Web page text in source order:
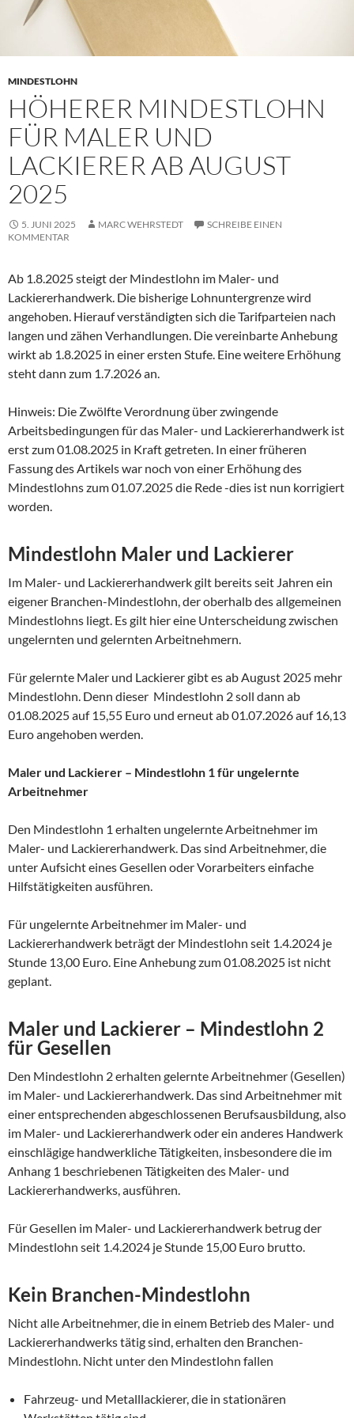
MINDESTLOHN
HÖHERER MINDESTLOHN
FÜR MALER UND
LACKIERER AB AUGUST
2025
5. JUNI 2025 MARC WEHRSTEDT
SCHREIBE EINEN
KOMMENTAR
Ab 1.8.2025 steigt der Mindestlohn im Maler- und
Lackiererhandwerk. Die bisherige Lohnuntergrenze wird
angehoben. Hierauf verständigten sich die Tarifparteien nach
langen und zähen Verhandlungen. Die vereinbarte Anhebung
wirkt ab 1.8.2025 in einer ersten Stufe. Eine weitere Erhöhung
steht dann zum 1.7.2026 an.
Hinweis: Die Zwölfte Verordnung über zwingende
Arbeitsbedingungen für das Maler- und Lackiererhandwerk ist
erst zum 01.08.2025 in Kraft getreten. In einer früheren
Fassung des Artikels war noch von einer Erhöhung des
Mindestlohns zum 01.07.2025 die Rede -dies ist nun korrigiert
worden.
Mindestlohn Maler und Lackierer
Im Maler- und Lackiererhandwerk gilt bereits seit Jahren ein
eigener Branchen-Mindestlohn, der oberhalb des allgemeinen
Mindestlohns liegt. Es gilt hier eine Unterscheidung zwischen
ungelernten und gelernten Arbeitnehmern.
Für gelernte Maler und Lackierer gibt es ab August 2025 mehr
Mindestlohn. Denn dieser Mindestlohn 2 soll dann ab
01.08.2025 auf 15,55 Euro und erneut ab 01.07.2026 auf 16,13
Euro angehoben werden.
Maler und Lackierer – Mindestlohn 1 für ungelernte
Arbeitnehmer
Den Mindestlohn 1 erhalten ungelernte Arbeitnehmer im
Maler- und Lackiererhandwerk. Das sind Arbeitnehmer, die
unter Aufsicht eines Gesellen oder Vorarbeiters einfache
Hilfstätigkeiten ausführen.
Für ungelernte Arbeitnehmer im Maler- und
Lackiererhandwerk beträgt der Mindestlohn seit 1.4.2024 je
Stunde 13,00 Euro. Eine Anhebung zum 01.08.2025 ist nicht
geplant.
Maler und Lackierer – Mindestlohn 2
für Gesellen
Den Mindestlohn 2 erhalten gelernte Arbeitnehmer (Gesellen)
im Maler- und Lackiererhandwerk. Das sind Arbeitnehmer mit
einer entsprechenden abgeschlossenen Berufsausbildung, also
im Maler- und Lackiererhandwerk oder ein anderes Handwerk
einschlägige handwerkliche Tätigkeiten, insbesondere die im
Anhang 1 beschriebenen Tätigkeiten des Maler- und
Lackiererhandwerks, ausführen.
Für Gesellen im Maler- und Lackiererhandwerk betrug der
Mindestlohn seit 1.4.2024 je Stunde 15,00 Euro brutto.
Kein Branchen-Mindestlohn
Nicht alle Arbeitnehmer, die in einem Betrieb des Maler- und
Lackiererhandwerks tätig sind, erhalten den Branchen-
Mindestlohn. Nicht unter den Mindestlohn fallen
Fahrzeug- und Metalllackierer, die in stationären